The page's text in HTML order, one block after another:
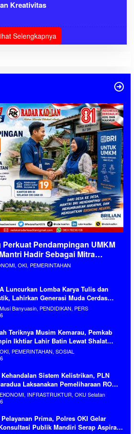
Kreativitas
Selengkapnya
Pendampingan UMKM
Hadir Sebagai Mitra
Kerakyatan
OKI, PEMERINTAHAN
Luncurkan Lomba Karya Tulis dan
Lahirkan Generasi Muda Cerdas
Aset Bangsa
Banyuasin, PENDIDIKAN, PERS
Teriknya Musim Kemarau, Pemkab
Ikhtiar Lahir Batin Lewat Shalat
Turunnya Hujan
PEMERINTAHAN, SOSIAL
Kehandalan Sistem Kelistrikan, PLN
Laksanakan Pemeliharaan ROW
Konstruksi Gabungan Secara Terpadu
INFRASTRUKTUR, OKU Selatan
Prima, Polres OKI Gelar
Publik Mandiri Serap Aspirasi